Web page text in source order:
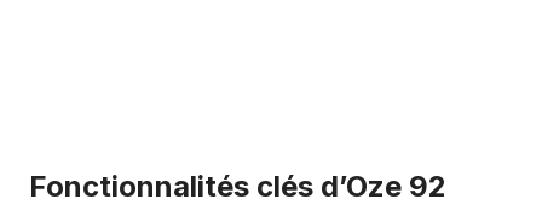
Fonctionnalités clés d’Oze 92